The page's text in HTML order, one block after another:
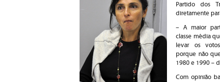
Partido dos
diretamente
– A maior
classe média
levar os
porque não
1980 e 1990 –
Com opinião